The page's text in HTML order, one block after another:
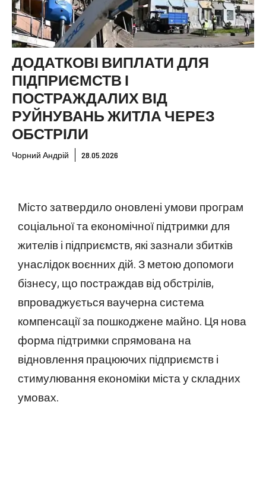
ДОДАТКОВІ ВИПЛАТИ ДЛЯ
ПІДПРИЄМСТВ І
ПОСТРАЖДАЛИХ ВІД
РУЙНУВАНЬ ЖИТЛА ЧЕРЕЗ
ОБСТРІЛИ
Чорний Андрій 28.05.2026
Місто затвердило оновлені умови програм
соціальної та економічної підтримки для
жителів і підприємств, які зазнали збитків
унаслідок воєнних дій. З метою допомоги
бізнесу, що постраждав від обстрілів,
впроваджується ваучерна система
компенсації за пошкоджене майно. Ця нова
форма підтримки спрямована на
відновлення працюючих підприємств і
стимулювання економіки міста у складних
умовах.